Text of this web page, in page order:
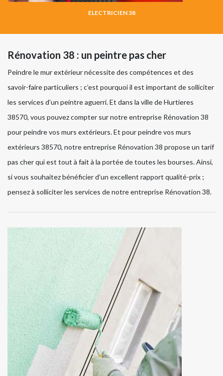
ELECTRICIEN 38
Rénovation 38 : un peintre pas cher
Peindre le mur extérieur nécessite des compétences et des
savoir-faire particuliers ; c’est pourquoi il est important de solliciter
les services d’un peintre aguerri. Et dans la ville de Hurtieres
38570, vous pouvez compter sur notre entreprise Rénovation 38
pour peindre vos murs extérieurs. Et pour peindre vos murs
extérieurs 38570, notre entreprise Rénovation 38 propose un tarif
pas cher qui est tout à fait à la portée de toutes les bourses. Ainsi,
si vous souhaitez bénéficier d’un excellent rapport qualité-prix ;
pensez à solliciter les services de notre entreprise Rénovation 38.